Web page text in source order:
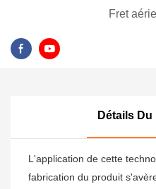
Fret
Détails
L'application de cette
fabrication du produit